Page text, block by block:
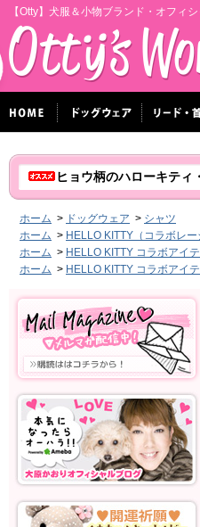
【Otty】犬服＆小物ブランド・オフィ
ヒョウ柄のハローキティ
ホーム > ドッグウェア > シャツ
ホーム > HELLO KITTY（コラボレー
ホーム > HELLO KITTY コラボアイ
ホーム > HELLO KITTY コラボアイ